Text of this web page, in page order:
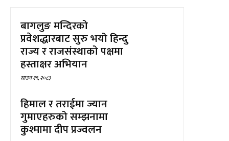
बागलुङ मन्दिरको
प्रवेशद्धारबाट सुरु भयो हिन्दु
राज्य र राजसंस्थाको पक्षमा
हस्ताक्षर अभियान
साउन १९, २०८३
हिमाल र तराईमा ज्यान
गुमाएहरुको सम्झनामा
कुश्मामा दीप प्रज्वलन